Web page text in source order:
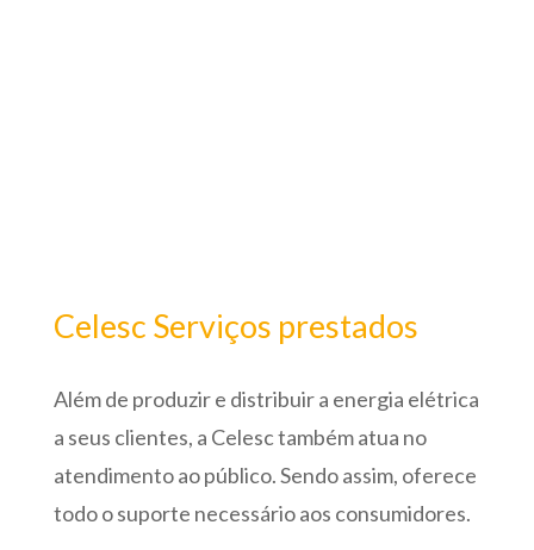
Celesc Serviços prestados
Além de produzir e distribuir a energia elétrica
a seus clientes, a Celesc também atua no
atendimento ao público. Sendo assim, oferece
todo o suporte necessário aos consumidores.